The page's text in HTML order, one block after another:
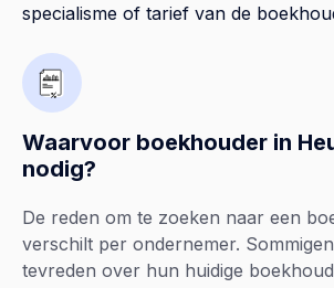
specialisme of tarief van de
Waarvoor boekhouder in
nodig?
De reden om te zoeken naar een
verschilt per ondernemer.
tevreden over hun huidige